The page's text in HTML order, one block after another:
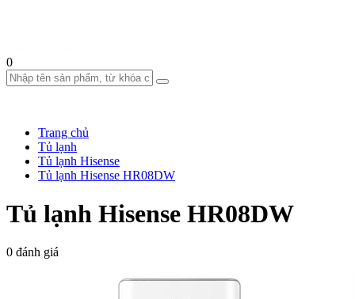
0
Trang chủ
Tủ lạnh
Tủ lạnh Hisense
Tủ lạnh Hisense HR08DW
Tủ lạnh Hisense HR08DW
0 đánh giá